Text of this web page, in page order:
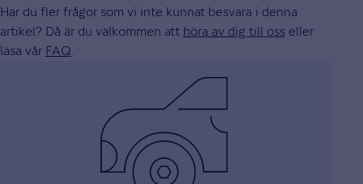
Har du fler frågor som vi inte kunnat besvara i denna
artikel? Då är du välkommen att höra av dig till oss eller
läsa vår FAQ